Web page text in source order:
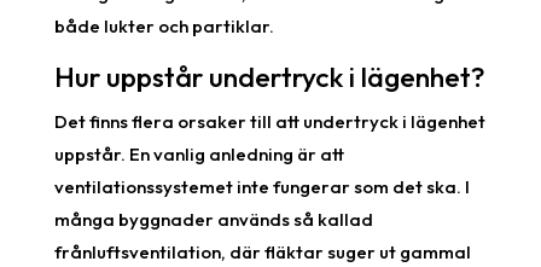
både lukter och partiklar.
Hur uppstår undertryck i lägenhet?
Det finns flera orsaker till att undertryck i lägenhet
uppstår. En vanlig anledning är att
ventilationssystemet inte fungerar som det ska. I
många byggnader används så kallad
frånluftsventilation, där fläktar suger ut gammal